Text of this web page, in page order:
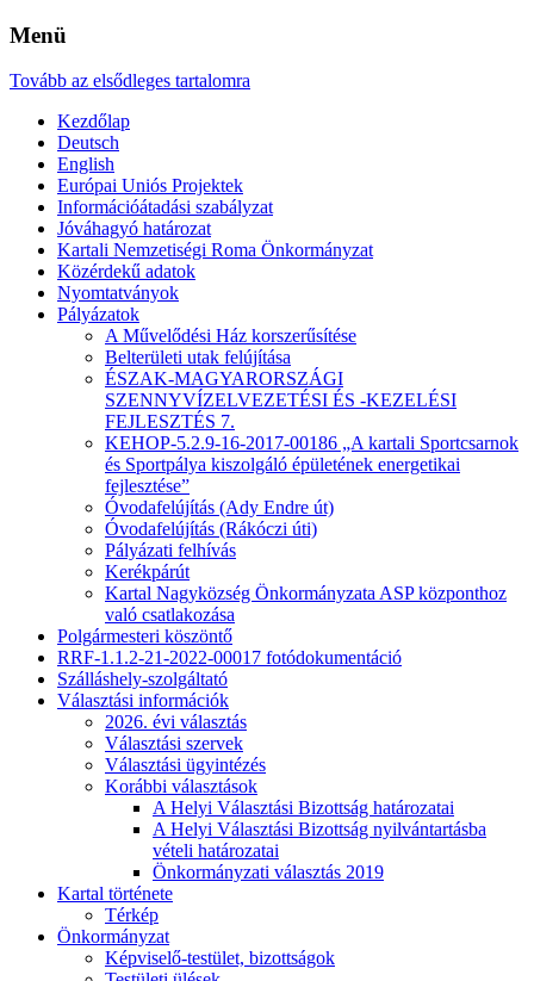
Menü
Tovább az elsődleges tartalomra
Kezdőlap
Deutsch
English
Európai Uniós Projektek
Információátadási szabályzat
Jóváhagyó határozat
Kartali Nemzetiségi Roma Önkormányzat
Közérdekű adatok
Nyomtatványok
Pályázatok
A Művelődési Ház korszerűsítése
Belterületi utak felújítása
ÉSZAK-MAGYARORSZÁGI
SZENNYVÍZELVEZETÉSI ÉS -KEZELÉSI
FEJLESZTÉS 7.
KEHOP-5.2.9-16-2017-00186 „A kartali Sportcsarnok
és Sportpálya kiszolgáló épületének energetikai
fejlesztése”
Óvodafelújítás (Ady Endre út)
Óvodafelújítás (Rákóczi úti)
Pályázati felhívás
Kerékpárút
Kartal Nagyközség Önkormányzata ASP központhoz
való csatlakozása
Polgármesteri köszöntő
RRF-1.1.2-21-2022-00017 fotódokumentáció
Szálláshely-szolgáltató
Választási információk
2026. évi választás
Választási szervek
Választási ügyintézés
Korábbi választások
A Helyi Választási Bizottság határozatai
A Helyi Választási Bizottság nyilvántartásba
vételi határozatai
Önkormányzati választás 2019
Kartal története
Térkép
Önkormányzat
Képviselő-testület, bizottságok